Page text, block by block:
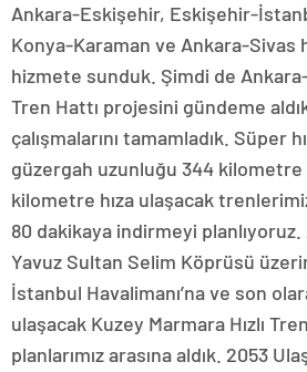
Ankara-Eskişehir, Eskişehir-
Konya-Karaman ve Ankara-Sivas
hizmete sunduk. Şimdi de
Tren Hattı projesini gündeme
çalışmalarını tamamladık. Süper
güzergah uzunluğu 344
kilometre hıza ulaşacak
80 dakikaya indirmeyi planlıyoruz.
Yavuz Sultan Selim Köprüsü
İstanbul Havalimanı’na ve son
ulaşacak Kuzey Marmara Hızlı
planlarımız arasına aldık. 2053